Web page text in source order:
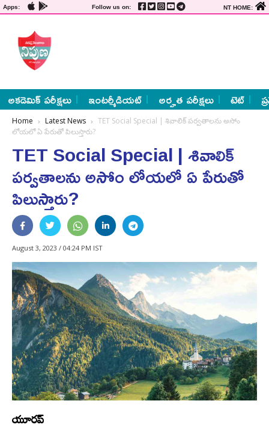
Apps: Follow us on: NT HOME:
అకడెమిక్ పరీక్షలు ఇంటర్మీడియట్ అర్హత పరీక్షలు టెట్
Home Latest News
TET Social Special | శివాలిక్‌ పర్వతాలను అసోం
లోయలో ఏ పేరుతో పిలుస్తారు?
TET Social Special | శివాలిక్‌
పర్వతాలను అసోం లోయలో ఏ పేరుతో
పిలుస్తారు?
August 3, 2023 / 04:24 PM IST
యూరప్‌